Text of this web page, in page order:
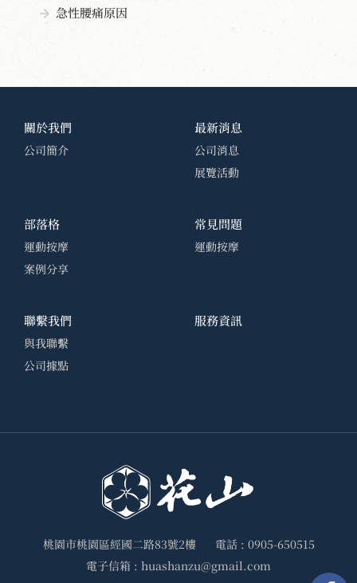
急性腰痛原因
關於我們
公司簡介
最新消息
公司消息
展覽活動
部落格
運動按摩
案例分享
常見問題
運動按摩
聯繫我們
與我聯繫
公司據點
服務資訊
桃園市桃園區經國二路83號2樓 電話 : 0905-650515
電子信箱 : huashanzu@gmail.com